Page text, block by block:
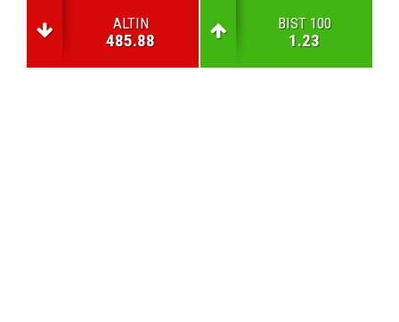
ALTIN
485.88
BIST 100
1.23